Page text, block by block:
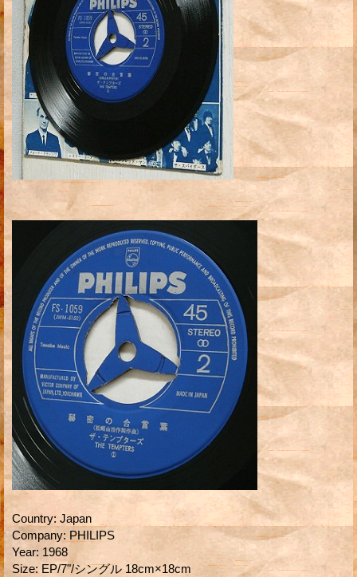
Country: Japan
Company: PHILIPS
Year: 1968
Size: EP/7"/シングル 18cm×18cm